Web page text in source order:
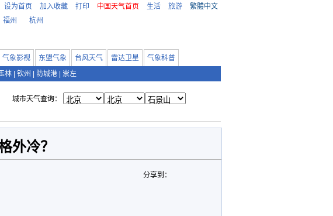
设为首页 加入收藏 打印 中国天气首页 生活 旅游
繁體中文
福州 杭州
气象影视 东盟气象 台风天气 雷达卫星
气象科普
林 钦州 防城港 崇左
城市天气查询：
外冷？
分享到：